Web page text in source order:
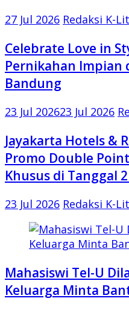
27 Jul 2026 Redaksi K-
Celebrate Love in
Pernikahan Impian
Bandung
23 Jul 202623 Jul 2026
Jayakarta Hotels &
Promo Double
Khusus di Tanggal
23 Jul 2026 Redaksi K-
Mahasiswi Tel-U
Keluarga Minta